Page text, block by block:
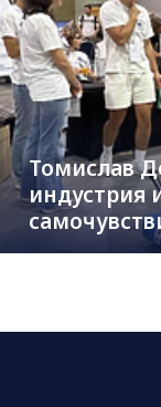
Томислав
индустрия